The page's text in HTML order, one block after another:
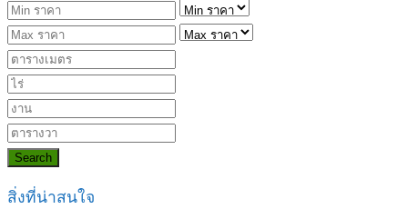
Search
สิ่งที่น่าสนใจ